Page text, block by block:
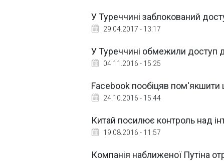
У Туреччині заблокований
29.04.2017 - 13:17
У Туреччині обмежили доступ
04.11.2016 - 15:25
Facebook пообіцяв пом'якшити
24.10.2016 - 15:44
Китай посилює контроль над
19.08.2016 - 11:57
Компанія наближеної Путіна